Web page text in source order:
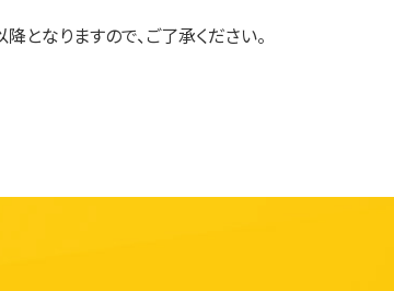
なりますので、ご了承ください。